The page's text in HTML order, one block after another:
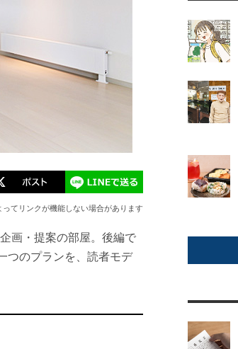
ってリンクが機能しない場合があります
画・提案の部屋。後編で
つのプランを、読者モデ